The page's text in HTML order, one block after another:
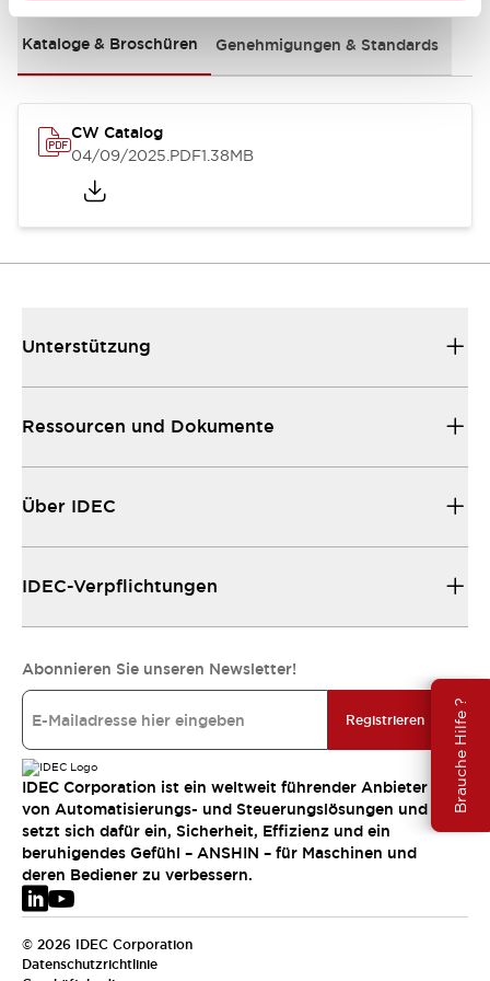
Brauche Hilfe ?
Kataloge & Broschüren Genehmigungen & Standards
CW Catalog
04/09/2025.PDF1.38MB
Unterstützung
Ressourcen und Dokumente
Über IDEC
IDEC-Verpflichtungen
Abonnieren Sie unseren Newsletter!
Registrieren
IDEC Corporation ist ein weltweit führender Anbieter
von Automatisierungs- und Steuerungslösungen und
setzt sich dafür ein, Sicherheit, Effizienz und ein
beruhigendes Gefühl – ANSHIN – für Maschinen und
deren Bediener zu verbessern.
© 2026 IDEC Corporation
Datenschutzrichtlinie